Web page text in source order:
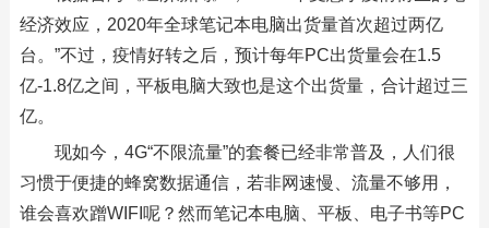
经济效应，2020年全球笔记本电脑出货量首次超过两亿
台。”不过，疫情好转之后，预计每年PC出货量会在1.5
亿-1.8亿之间，平板电脑大致也是这个出货量，合计超过三
亿。
现如今，4G“不限流量”的套餐已经非常普及，人们很
习惯于便捷的蜂窝数据通信，若非网速慢、流量不够用，
谁会喜欢蹭WIFI呢？然而笔记本电脑、平板、电子书等PC